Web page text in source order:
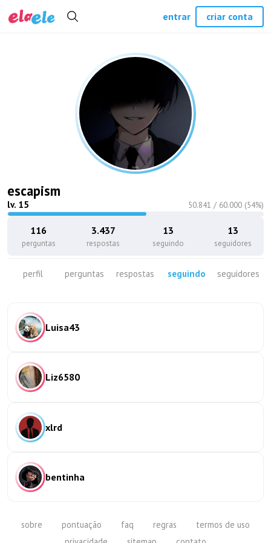
escapism
lv. 15 50.841 / 60.000 (54%)
116
perguntas
3.437
respostas
13
seguindo
13
seguidores
perfil perguntas respostas seguindo seguidores
Luisa43
Liz6580
xlrd
bentinha
sobre pontuação faq regras
termos de uso
entrar criar conta